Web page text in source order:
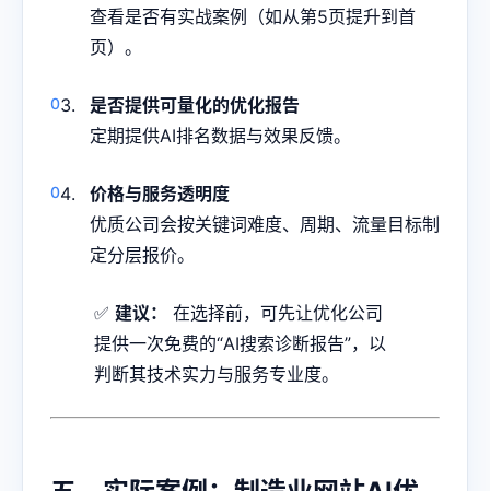
查看是否有实战案例（如从第5页提升到首
页）。
是否提供可量化的优化报告
定期提供AI排名数据与效果反馈。
价格与服务透明度
优质公司会按关键词难度、周期、流量目标制
定分层报价。
✅ 建议：
在选择前，可先让优化公司
提供一次免费的“AI搜索诊断报告”，以
判断其技术实力与服务专业度。